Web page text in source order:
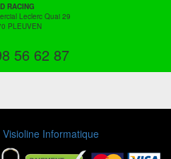
RACING
Leclerc Quai 29
PLEUVEN
56 62 87
Visioline Informatique